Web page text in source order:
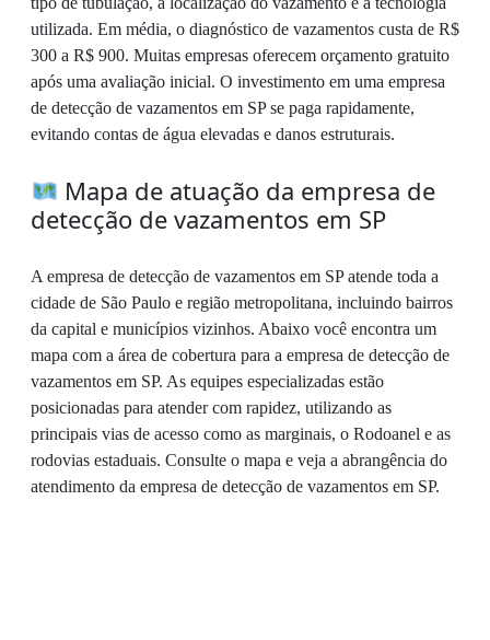
utilizada. Em média, o diagnóstico de vazamentos custa de R$
300 a R$ 900. Muitas empresas oferecem orçamento gratuito
após uma avaliação inicial. O investimento em uma empresa
de detecção de vazamentos em SP se paga rapidamente,
evitando contas de água elevadas e danos estruturais.
Mapa de atuação da empresa de
detecção de vazamentos em SP
A empresa de detecção de vazamentos em SP atende toda a
cidade de São Paulo e região metropolitana, incluindo bairros
da capital e municípios vizinhos. Abaixo você encontra um
mapa com a área de cobertura para a empresa de detecção de
vazamentos em SP. As equipes especializadas estão
posicionadas para atender com rapidez, utilizando as
principais vias de acesso como as marginais, o Rodoanel e as
rodovias estaduais. Consulte o mapa e veja a abrangência do
atendimento da empresa de detecção de vazamentos em SP.